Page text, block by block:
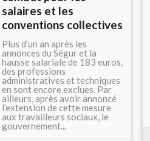
salaires et les
conventions collectives
Plus d’un an après les
annonces du Ségur et la
hausse salariale de 183 euros,
des professions
administratives et techniques
en sont encore exclues. Par
ailleurs, après avoir annoncé
l’extension de cette mesure
aux travailleurs sociaux, le
gouvernement...